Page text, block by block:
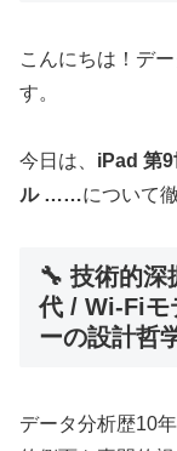
こんにちは！デ
す。
今日は、 iPad 第
ル ……について
🔧 技術的深
代 / Wi-Fi
ーの設計哲
データ分析歴10